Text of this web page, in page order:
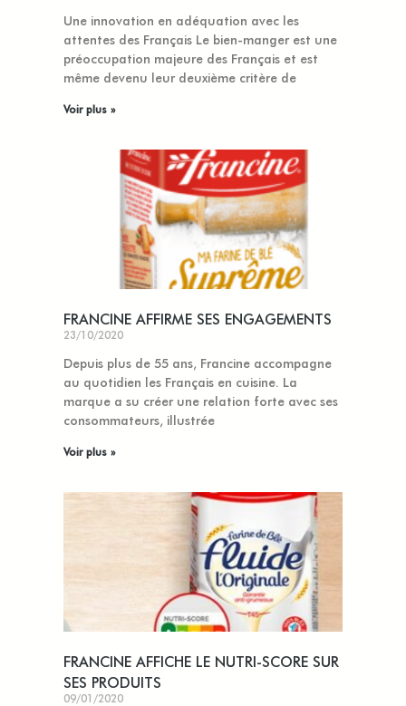
Une innovation en adéquation avec les
attentes des Français Le bien-manger est une
préoccupation majeure des Français et est
même devenu leur deuxième critère de
Voir plus »
FRANCINE AFFIRME SES ENGAGEMENTS
23/10/2020
Depuis plus de 55 ans, Francine accompagne
au quotidien les Français en cuisine. La
marque a su créer une relation forte avec ses
consommateurs, illustrée
Voir plus »
FRANCINE AFFICHE LE NUTRI-SCORE SUR
SES PRODUITS
09/01/2020